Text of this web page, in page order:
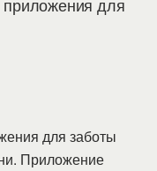
приложения для
для заботы
Приложение